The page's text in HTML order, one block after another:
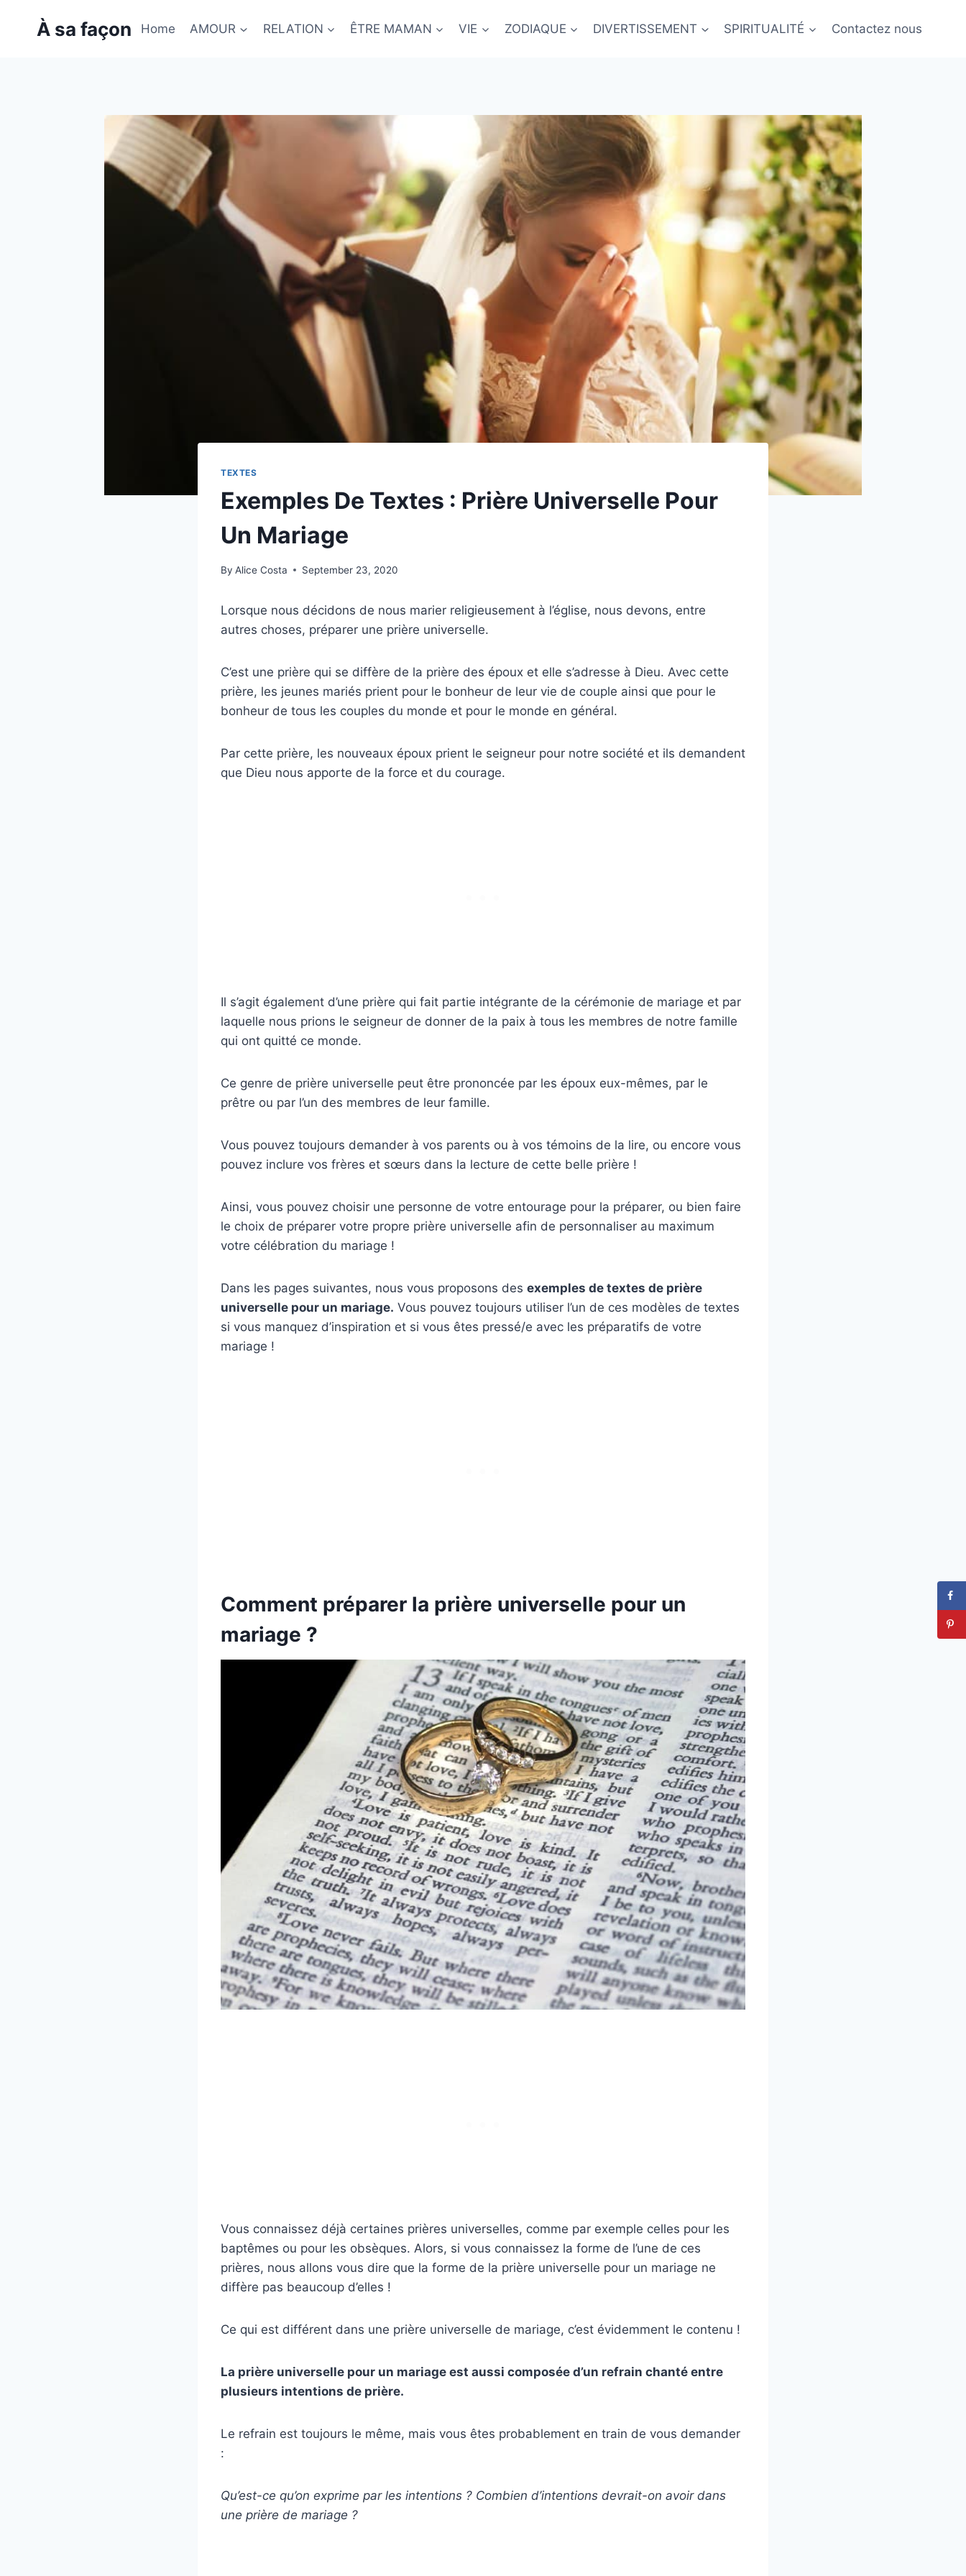
À sa façon Home AMOUR RELATION ÊTRE MAMAN VIE ZODIAQUE DIVERTISSEMENT SPIRITUALITÉ Contactez nous
TEXTES
Exemples De Textes : Prière Universelle Pour
Un Mariage
By Alice Costa September 23, 2020
Lorsque nous décidons de nous marier religieusement à l’église, nous devons, entre
autres choses, préparer une prière universelle.
C’est une prière qui se diffère de la prière des époux et elle s’adresse à Dieu. Avec cette
prière, les jeunes mariés prient pour le bonheur de leur vie de couple ainsi que pour le
bonheur de tous les couples du monde et pour le monde en général.
Par cette prière, les nouveaux époux prient le seigneur pour notre société et ils demandent
que Dieu nous apporte de la force et du courage.
Il s’agit également d’une prière qui fait partie intégrante de la cérémonie de mariage et par
laquelle nous prions le seigneur de donner de la paix à tous les membres de notre famille
qui ont quitté ce monde.
Ce genre de prière universelle peut être prononcée par les époux eux-mêmes, par le
prêtre ou par l’un des membres de leur famille.
Vous pouvez toujours demander à vos parents ou à vos témoins de la lire, ou encore vous
pouvez inclure vos frères et sœurs dans la lecture de cette belle prière !
Ainsi, vous pouvez choisir une personne de votre entourage pour la préparer, ou bien faire
le choix de préparer votre propre prière universelle afin de personnaliser au maximum
votre célébration du mariage !
Dans les pages suivantes, nous vous proposons des exemples de textes de prière
universelle pour un mariage. Vous pouvez toujours utiliser l’un de ces modèles de textes
si vous manquez d’inspiration et si vous êtes pressé/e avec les préparatifs de votre
mariage !
Comment préparer la prière universelle pour un
mariage ?
Vous connaissez déjà certaines prières universelles, comme par exemple celles pour les
baptêmes ou pour les obsèques. Alors, si vous connaissez la forme de l’une de ces
prières, nous allons vous dire que la forme de la prière universelle pour un mariage ne
diffère pas beaucoup d’elles !
Ce qui est différent dans une prière universelle de mariage, c’est évidemment le contenu !
La prière universelle pour un mariage est aussi composée d’un refrain chanté entre
plusieurs intentions de prière.
Le refrain est toujours le même, mais vous êtes probablement en train de vous demander
:
Qu’est-ce qu’on exprime par les intentions ? Combien d’intentions devrait-on avoir dans
une prière de mariage ?